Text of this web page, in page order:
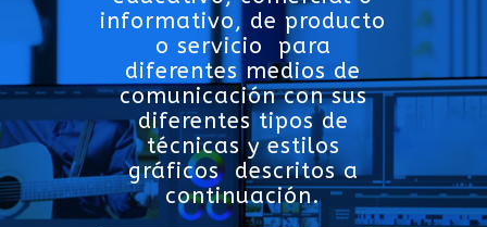
informativo, de producto
o servicio para
diferentes medios de
comunicación con sus
diferentes tipos de
técnicas y estilos
gráficos descritos a
continuación.